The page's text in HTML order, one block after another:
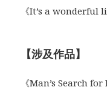
《It’s a wonderful
【涉及作品】
《Man’s Search